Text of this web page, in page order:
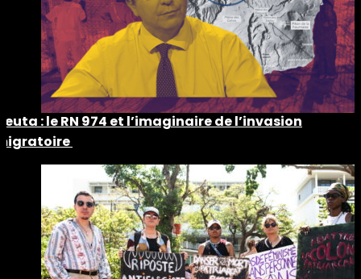
: le RN 974 et l’imaginaire de l’invasion